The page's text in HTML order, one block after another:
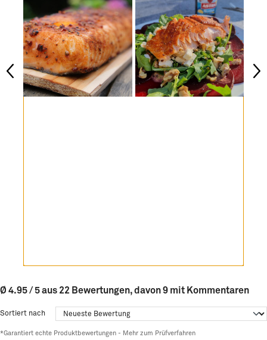
Ø 4.95 / 5 aus 22 Bewertungen, davon 9 mit Kommentaren
Sortiert nach
*Garantiert echte Produktbewertungen - Mehr zum Prüfverfahren